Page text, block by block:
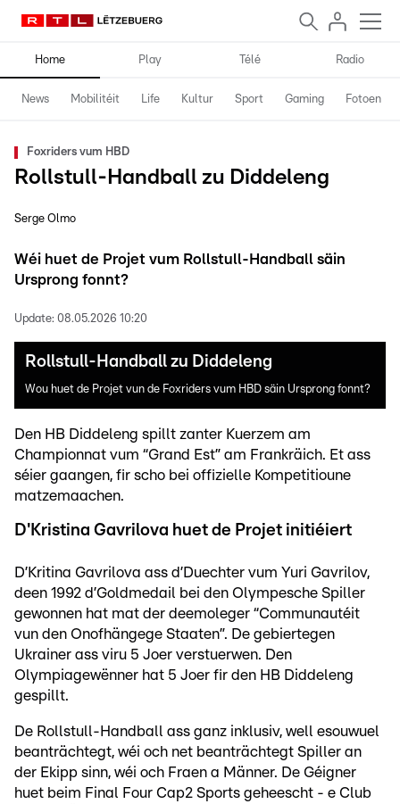
Home Play Télé Radio
News Mobilitéit Life Kultur Sport Gaming Fotoen
Foxriders vum HBD
Rollstull-Handball zu Diddeleng
Serge Olmo
Wéi huet de Projet vum Rollstull-Handball säin
Ursprong fonnt?
Update: 08.05.2026 10:20
Rollstull-Handball zu Diddeleng
Wou huet de Projet vun de Foxriders vum HBD säin Ursprong fonnt?
Den HB Diddeleng spillt zanter Kuerzem am
Championnat vum “Grand Est” am Frankräich. Et ass
séier gaangen, fir scho bei offizielle Kompetitioune
matzemaachen.
D'Kristina Gavrilova huet de Projet initiéiert
D’Kritina Gavrilova ass d’Duechter vum Yuri Gavrilov,
deen 1992 d’Goldmedail bei den Olympesche Spiller
gewonnen hat mat der deemoleger “Communautéit
vun den Onofhängege Staaten”. De gebiertegen
Ukrainer ass viru 5 Joer verstuerwen. Den
Olympiagewënner hat 5 Joer fir den HB Diddeleng
gespillt.
De Rollstull-Handball ass ganz inklusiv, well esouwuel
beanträchtegt, wéi och net beanträchtegt Spiller an
der Ekipp sinn, wéi och Fraen a Männer. De Géigner
huet beim Final Four Cap2 Sports geheescht - e Club